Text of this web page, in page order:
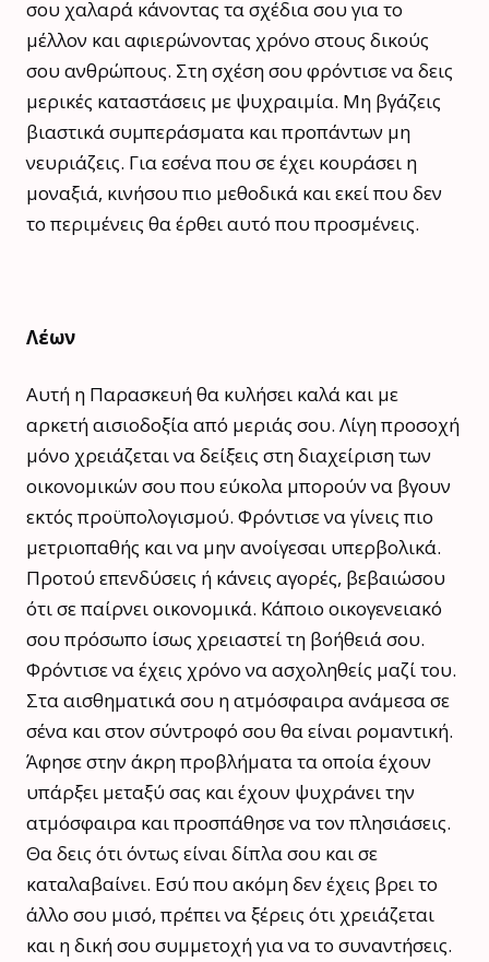
σου χαλαρά κάνοντας τα σχέδια σου για το
μέλλον και αφιερώνοντας χρόνο στους δικούς
σου ανθρώπους. Στη σχέση σου φρόντισε να δεις
μερικές καταστάσεις με ψυχραιμία. Μη βγάζεις
βιαστικά συμπεράσματα και προπάντων μη
νευριάζεις. Για εσένα που σε έχει κουράσει η
μοναξιά, κινήσου πιο μεθοδικά και εκεί που δεν
το περιμένεις θα έρθει αυτό που προσμένεις.
Λέων
Αυτή η Παρασκευή θα κυλήσει καλά και με
αρκετή αισιοδοξία από μεριάς σου. Λίγη προσοχή
μόνο χρειάζεται να δείξεις στη διαχείριση των
οικονομικών σου που εύκολα μπορούν να βγουν
εκτός προϋπολογισμού. Φρόντισε να γίνεις πιο
μετριοπαθής και να μην ανοίγεσαι υπερβολικά.
Προτού επενδύσεις ή κάνεις αγορές, βεβαιώσου
ότι σε παίρνει οικονομικά. Κάποιο οικογενειακό
σου πρόσωπο ίσως χρειαστεί τη βοήθειά σου.
Φρόντισε να έχεις χρόνο να ασχοληθείς μαζί του.
Στα αισθηματικά σου η ατμόσφαιρα ανάμεσα σε
σένα και στον σύντροφό σου θα είναι ρομαντική.
Άφησε στην άκρη προβλήματα τα οποία έχουν
υπάρξει μεταξύ σας και έχουν ψυχράνει την
ατμόσφαιρα και προσπάθησε να τον πλησιάσεις.
Θα δεις ότι όντως είναι δίπλα σου και σε
καταλαβαίνει. Εσύ που ακόμη δεν έχεις βρει το
άλλο σου μισό, πρέπει να ξέρεις ότι χρειάζεται
και η δική σου συμμετοχή για να το συναντήσεις.